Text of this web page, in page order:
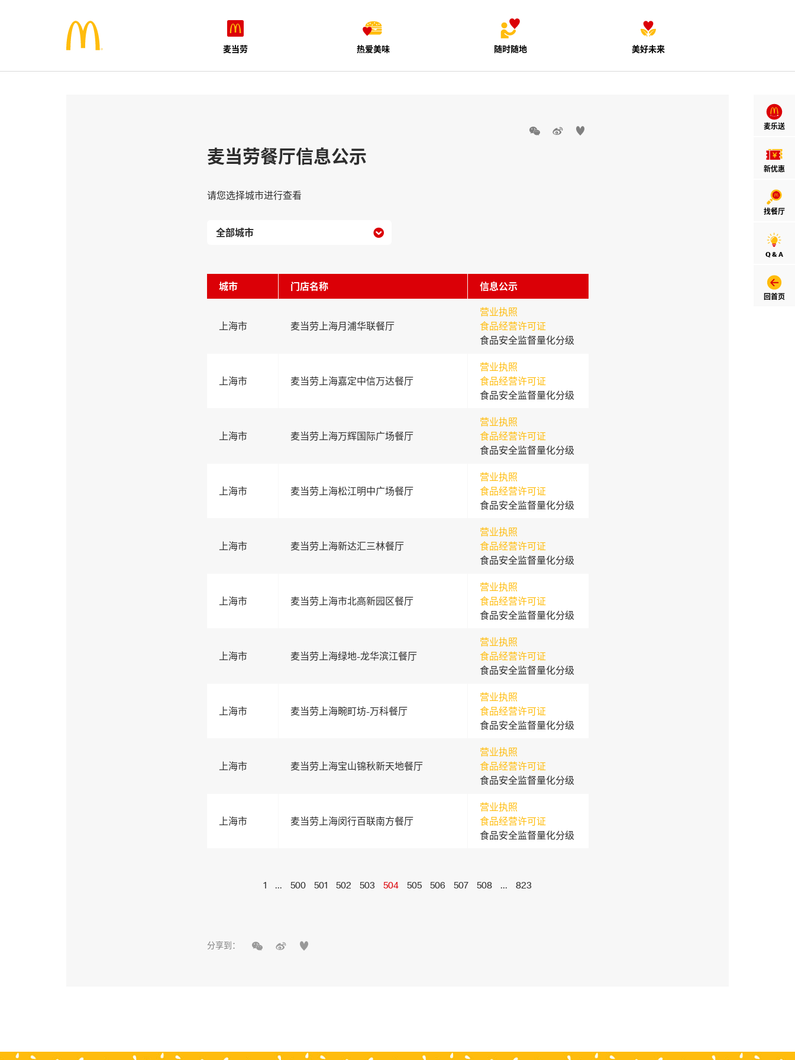
麦当劳 热爱美味 随时随地 美好未来
麦乐送
新优惠
找餐厅
Q & A
回首页
  
麦当劳餐厅信息公示
请您选择城市进行查看

城市 门店名称 信息公示
上海市 麦当劳上海月浦华联餐厅
营业执照
食品经营许可证
食品安全监督量化分级
上海市 麦当劳上海嘉定中信万达餐厅
营业执照
食品经营许可证
食品安全监督量化分级
上海市 麦当劳上海万辉国际广场餐厅
营业执照
食品经营许可证
食品安全监督量化分级
上海市 麦当劳上海松江明中广场餐厅
营业执照
食品经营许可证
食品安全监督量化分级
上海市 麦当劳上海新达汇三林餐厅
营业执照
食品经营许可证
食品安全监督量化分级
上海市 麦当劳上海市北高新园区餐厅
营业执照
食品经营许可证
食品安全监督量化分级
上海市 麦当劳上海绿地-龙华滨江餐厅
营业执照
食品经营许可证
食品安全监督量化分级
上海市 麦当劳上海畹町坊-万科餐厅
营业执照
食品经营许可证
食品安全监督量化分级
上海市 麦当劳上海宝山锦秋新天地餐厅
营业执照
食品经营许可证
食品安全监督量化分级
上海市 麦当劳上海闵行百联南方餐厅
营业执照
食品经营许可证
食品安全监督量化分级
1 ... 500 501 502 503 504 505 506 507 508 ... 823
分享到：   